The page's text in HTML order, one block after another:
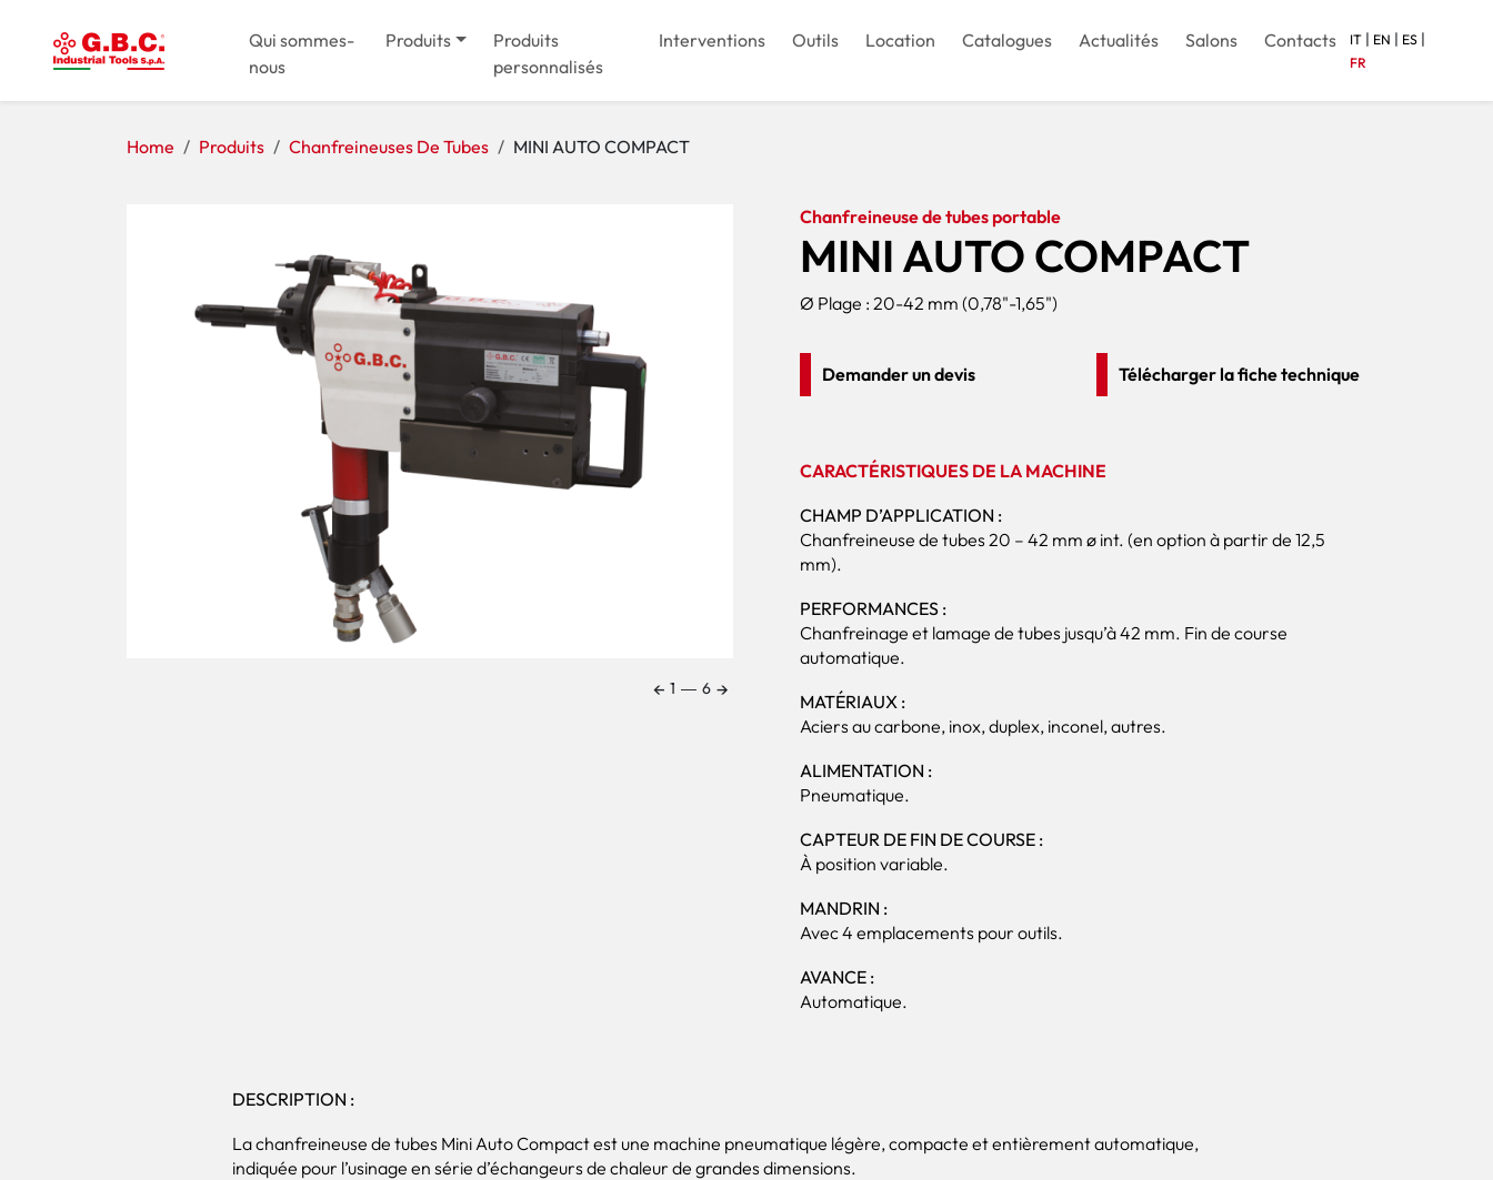
Qui sommes-
nous
Produits
Produits
personnalisés
Interventions Outils Location Catalogues Actualités Salons Contacts IT | EN | ES |
FR
Home Produits Chanfreineuses De Tubes MINI AUTO COMPACT
← 1 ― 6 →
Chanfreineuse de tubes portable
MINI AUTO COMPACT
Ø Plage : 20-42 mm (0,78"-1,65")
Demander un devis Télécharger la fiche technique
CARACTÉRISTIQUES DE LA MACHINE
CHAMP D’APPLICATION :
Chanfreineuse de tubes 20 – 42 mm ø int. (en option à partir de 12,5
mm).
PERFORMANCES :
Chanfreinage et lamage de tubes jusqu’à 42 mm. Fin de course
automatique.
MATÉRIAUX :
Aciers au carbone, inox, duplex, inconel, autres.
ALIMENTATION :
Pneumatique.
CAPTEUR DE FIN DE COURSE :
À position variable.
MANDRIN :
Avec 4 emplacements pour outils.
AVANCE :
Automatique.
DESCRIPTION :
La chanfreineuse de tubes Mini Auto Compact est une machine pneumatique légère, compacte et entièrement automatique,
indiquée pour l’usinage en série d’échangeurs de chaleur de grandes dimensions.